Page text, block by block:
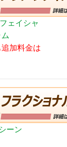
ェイシャ
加料金は
ーン